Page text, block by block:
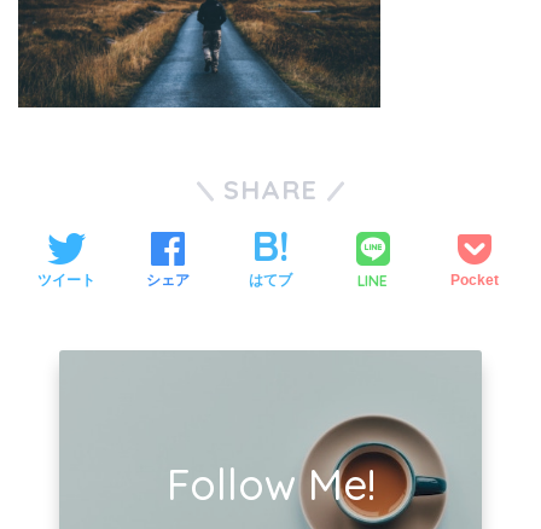
SHARE
ツイート シェア はてブ LINE Pocket
Follow Me!